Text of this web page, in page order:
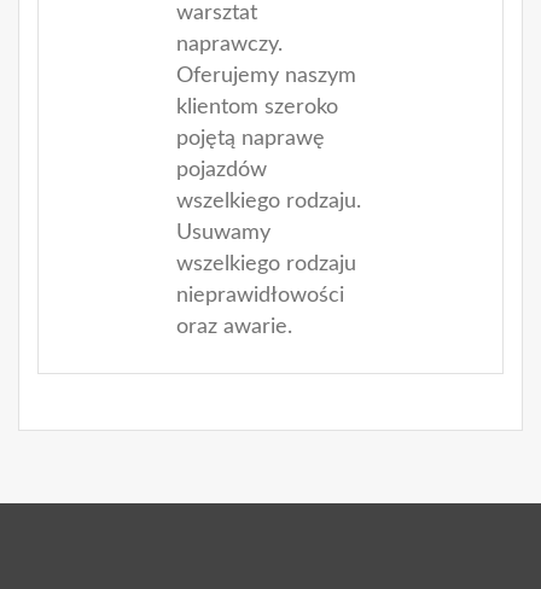
warsztat
naprawczy.
Oferujemy naszym
klientom szeroko
pojętą naprawę
pojazdów
wszelkiego rodzaju.
Usuwamy
wszelkiego rodzaju
nieprawidłowości
oraz awarie.